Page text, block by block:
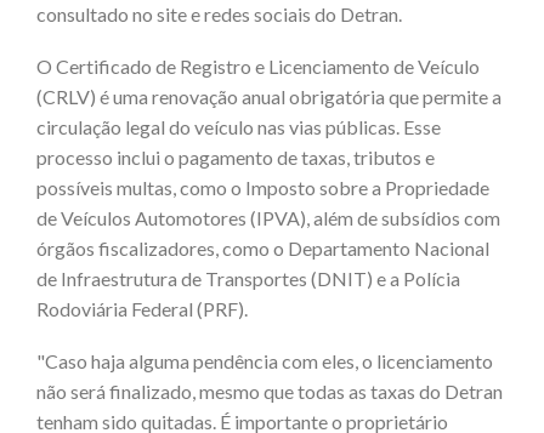
consultado no site e redes sociais do Detran.
O Certificado de Registro e Licenciamento de Veículo
(CRLV) é uma renovação anual obrigatória que permite a
circulação legal do veículo nas vias públicas. Esse
processo inclui o pagamento de taxas, tributos e
possíveis multas, como o Imposto sobre a Propriedade
de Veículos Automotores (IPVA), além de subsídios com
órgãos fiscalizadores, como o Departamento Nacional
de Infraestrutura de Transportes (DNIT) e a Polícia
Rodoviária Federal (PRF).
"Caso haja alguma pendência com eles, o licenciamento
não será finalizado, mesmo que todas as taxas do Detran
tenham sido quitadas. É importante o proprietário